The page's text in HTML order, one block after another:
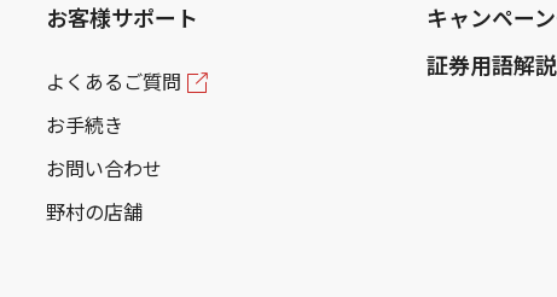
お客様サポート
よくあるご質問
お手続き
お問い合わせ
野村の店舗
キャンペー
証券用語解